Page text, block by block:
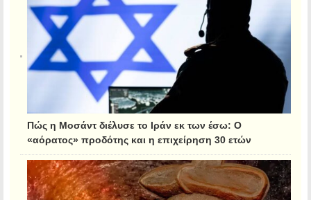
Πώς η Μοσάντ διέλυσε το Ιράν εκ των έσω: Ο
«αόρατος» προδότης και η επιχείρηση 30 ετών